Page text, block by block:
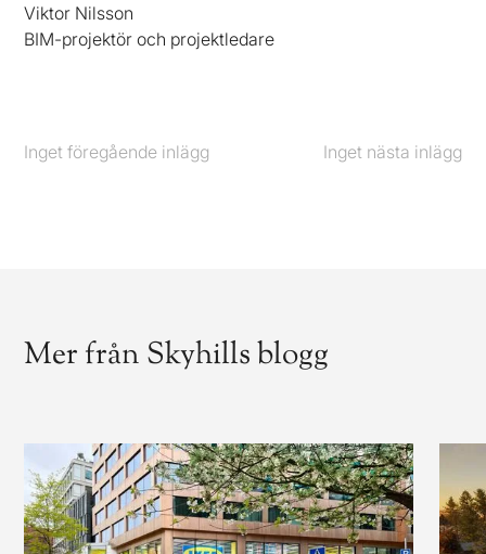
Viktor Nilsson
BIM-projektör och projektledare
Föregående
Inget föregående inlägg Nästa
Inget nästa inlägg
Mer från Skyhills blogg